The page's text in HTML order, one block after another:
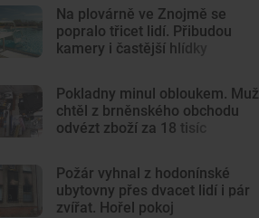
Na plovárně ve Znojmě se
popralo třicet lidí. Přibudou
kamery i častější hlídky
Pokladny minul obloukem. Muž
chtěl z brněnského obchodu
odvézt zboží za 18 tisíc
Požár vyhnal z hodonínské
ubytovny přes dvacet lidí i pár
zvířat. Hořel pokoj